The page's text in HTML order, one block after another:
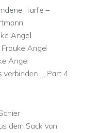
Harfe –
Angel
Angel
Angel
verbinden … Part 4
dem Sack von